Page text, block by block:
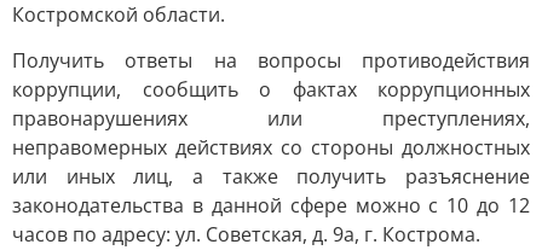
Костромской области.
Получить ответы на вопросы противодействия
коррупции, сообщить о фактах коррупционных
правонарушениях или преступлениях,
неправомерных действиях со стороны должностных
или иных лиц, а также получить разъяснение
законодательства в данной сфере можно с 10 до 12
часов по адресу: ул. Советская, д. 9а, г. Кострома.